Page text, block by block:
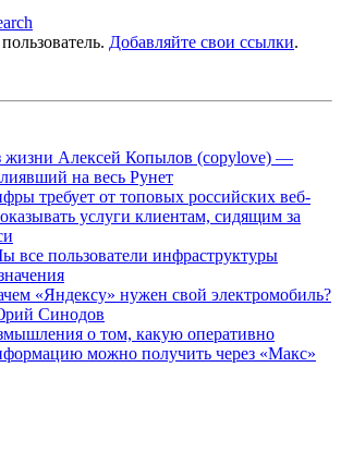
Добавляйте свои ссылки.
жизни Алексей Копылов (copylove) —
на весь Рунет
требует от топовых российских веб-
услуги клиентам, сидящим за
все пользователи инфраструктуры
«Яндексу» нужен свой электромобиль?
Синодов
о том, какую оперативно
можно получить через «Макс»